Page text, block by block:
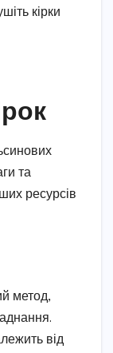
кірки
та
ресурсів
метод,
від